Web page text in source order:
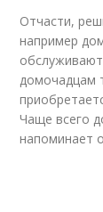
Отчасти,
например
домочадцам
Чаще всего
напоминает